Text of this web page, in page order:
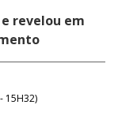
revelou em
15H32)